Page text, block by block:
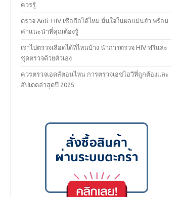
ควรรู้
ตรวจ Anti-HIV เชื่อถือได้ไหม มั่นใจในผลแม่นยำ พร้อม
คำแนะนำที่คุณต้องรู้
เราไปตรวจเลือดได้ที่ไหนบ้าง นำการตรวจ HIV ฟรีและ
ชุดตรวจด้วยตัวเอง
ควรตรวจเอดส์ตอนไหน การตรวจเอชไอวีที่ถูกต้องและ
อัปเดตล่าสุดปี 2025